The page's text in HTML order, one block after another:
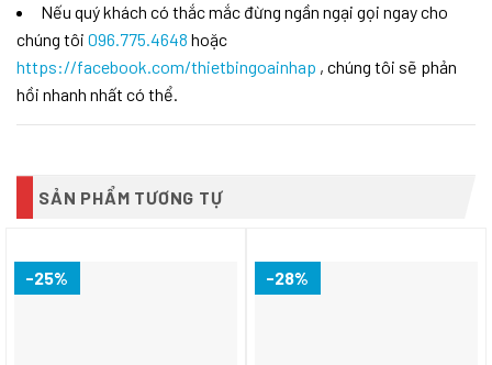
Nếu quý khách có thắc mắc đừng ngần ngại gọi ngay cho
chúng tôi 096.775.4648 hoặc
https://facebook.com/thietbingoainhap , chúng tôi sẽ phản
hồi nhanh nhất có thể.
SẢN PHẨM TƯƠNG TỰ
-25% -28%